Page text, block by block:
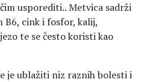
usporediti.. Metvica sadrži
cink i fosfor, kalij,
te se često koristi kao
je ublažiti niz raznih bolesti i